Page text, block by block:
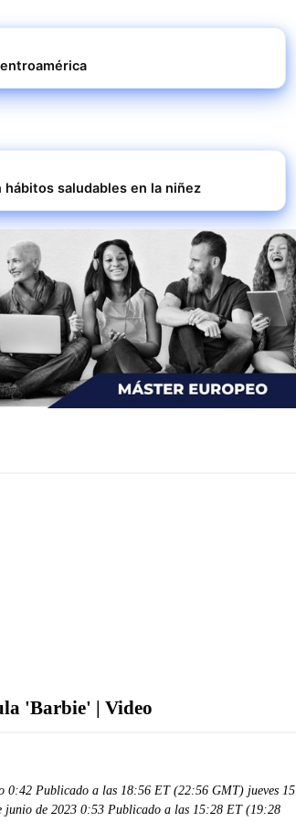
hábitos saludables en la niñez
'Barbie' | Video
0:42 Publicado a las 18:56 ET (22:56 GMT) jueves 15
de 2023 0:53 Publicado a las 15:28 ET (19:28